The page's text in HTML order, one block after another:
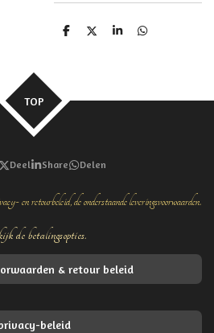
D
D
S
D
TOP
Deel Share Delen
en retourbeleid, de onderstaande leveringsvoorwaarden.
de betalingsopties.
& retour beleid
beleid